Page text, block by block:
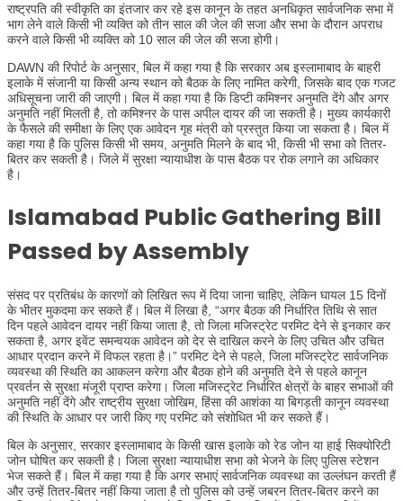
राष्ट्रपति की स्वीकृति का इंतजार कर रहे इस कानून के तहत अनधिकृत सार्वजनिक सभा में
भाग लेने वाले किसी भी व्यक्ति को तीन साल की जेल की सजा और सभा के दौरान अपराध
करने वाले किसी भी व्यक्ति को 10 साल की जेल की सजा होगी।
DAWN की रिपोर्ट के अनुसार, बिल में कहा गया है कि सरकार अब इस्लामाबाद के बाहरी
इलाके में संजानी या किसी अन्य स्थान को बैठक के लिए नामित करेगी, जिसके बाद एक गजट
अधिसूचना जारी की जाएगी। बिल में कहा गया है कि डिप्टी कमिश्नर अनुमति देंगे और अगर
अनुमति नहीं मिलती है, तो कमिश्नर के पास अपील दायर की जा सकती है। मुख्य कार्यकारी
के फैसले की समीक्षा के लिए एक आवेदन गृह मंत्री को प्रस्तुत किया जा सकता है। बिल में
कहा गया है कि पुलिस किसी भी समय, अनुमति मिलने के बाद भी, किसी भी सभा को तितर-
बितर कर सकती है। जिले में सुरक्षा न्यायाधीश के पास बैठक पर रोक लगाने का अधिकार
है।
Islamabad Public Gathering Bill
Passed by Assembly
संसद पर प्रतिबंध के कारणों को लिखित रूप में दिया जाना चाहिए, लेकिन घायल 15 दिनों
के भीतर मुकदमा कर सकते हैं। बिल में लिखा है, “अगर बैठक की निर्धारित तिथि से सात
दिन पहले आवेदन दायर नहीं किया जाता है, तो जिला मजिस्ट्रेट परमिट देने से इनकार कर
सकता है, अगर इवेंट समन्वयक आवेदन को देर से दाखिल करने के लिए उचित और उचित
आधार प्रदान करने में विफल रहता है।” परमिट देने से पहले, जिला मजिस्ट्रेट सार्वजनिक
व्यवस्था की स्थिति का आकलन करेगा और बैठक होने की अनुमति देने से पहले कानून
प्रवर्तन से सुरक्षा मंजूरी प्राप्त करेगा। जिला मजिस्ट्रेट निर्धारित क्षेत्रों के बाहर सभाओं की
अनुमति नहीं देंगे और राष्ट्रीय सुरक्षा जोखिम, हिंसा की आशंका या बिगड़ती कानून व्यवस्था
की स्थिति के आधार पर जारी किए गए परमिट को संशोधित भी कर सकते हैं।
बिल के अनुसार, सरकार इस्लामाबाद के किसी खास इलाके को रेड जोन या हाई सिक्योरिटी
जोन घोषित कर सकती है। जिला सुरक्षा न्यायाधीश सभा को भेजने के लिए पुलिस स्टेशन
भेज सकते हैं। बिल में कहा गया है कि अगर सभाएं सार्वजनिक व्यवस्था का उल्लंघन करती हैं
और उन्हें तितर-बितर नहीं किया जाता है तो पुलिस को उन्हें जबरन तितर-बितर करने का